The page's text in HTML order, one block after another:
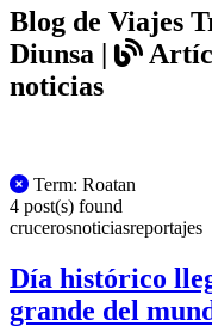
Blog de Viajes
Diunsa |
noticias
All Posts
Term: Roatan
4 post(s) found
crucerosnoticiasreportajes
Día histórico
grande del